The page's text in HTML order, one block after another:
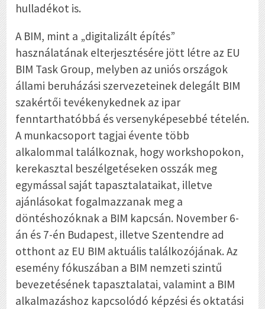
hulladékot is.
A BIM, mint a „digitalizált építés”
használatának elterjesztésére jött létre az EU
BIM Task Group, melyben az uniós országok
állami beruházási szervezeteinek delegált BIM
szakértői tevékenykednek az ipar
fenntarthatóbbá és versenyképesebbé tételén.
A munkacsoport tagjai évente több
alkalommal találkoznak, hogy workshopokon,
kerekasztal beszélgetéseken osszák meg
egymással saját tapasztalataikat, illetve
ajánlásokat fogalmazzanak meg a
döntéshozóknak a BIM kapcsán. November 6-
án és 7-én Budapest, illetve Szentendre ad
otthont az EU BIM aktuális találkozójának. Az
esemény fókuszában a BIM nemzeti szintű
bevezetésének tapasztalatai, valamint a BIM
alkalmazáshoz kapcsolódó képzési és oktatási